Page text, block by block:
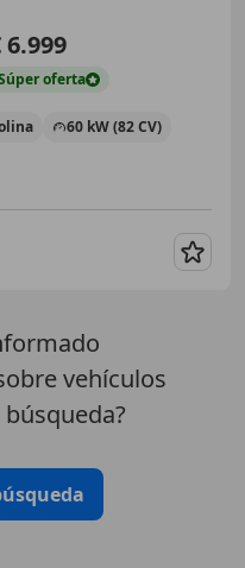
6.999
oferta
60 kW (82 CV)
vehículos